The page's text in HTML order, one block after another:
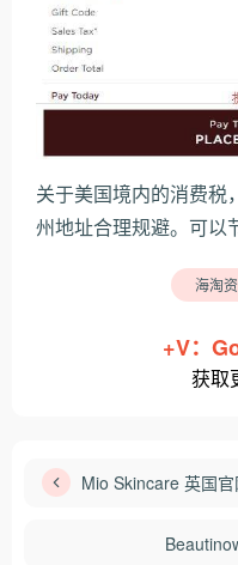
关于美国境内的消费税
州地址合理规避。可以
海淘
+V：
获取
Mio Skincare 英国